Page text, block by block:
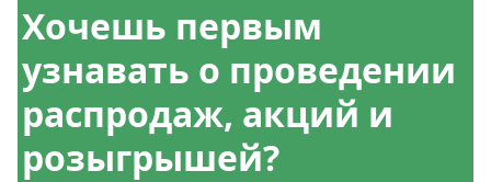
Хочешь первым
узнавать о проведении
распродаж, акций и
розыгрышей?